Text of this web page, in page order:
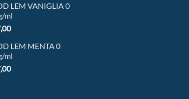
LEM VANIGLIA 0
ml
LEM MENTA 0
ml